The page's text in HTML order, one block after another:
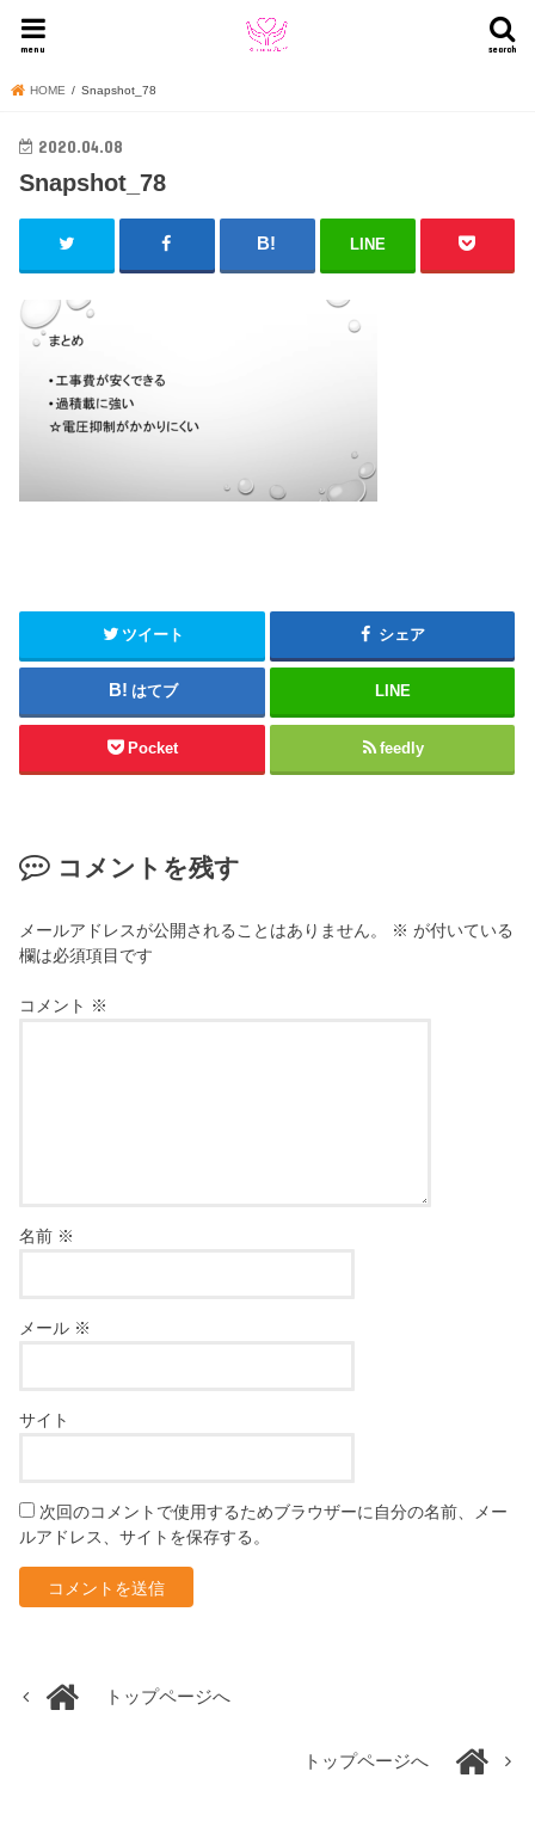
search
menu
HOME Snapshot_78
2020.04.08
Snapshot_78
LINE
ツイート シェア
はてブ LINE
Pocket feedly
コメントを残す
メールアドレスが公開されることはありません。 ※ が付いている
欄は必須項目です
コメント ※
名前 ※
メール ※
サイト
次回のコメントで使用するためブラウザーに自分の名前、メー
ルアドレス、サイトを保存する。
トップページへ
トップページへ